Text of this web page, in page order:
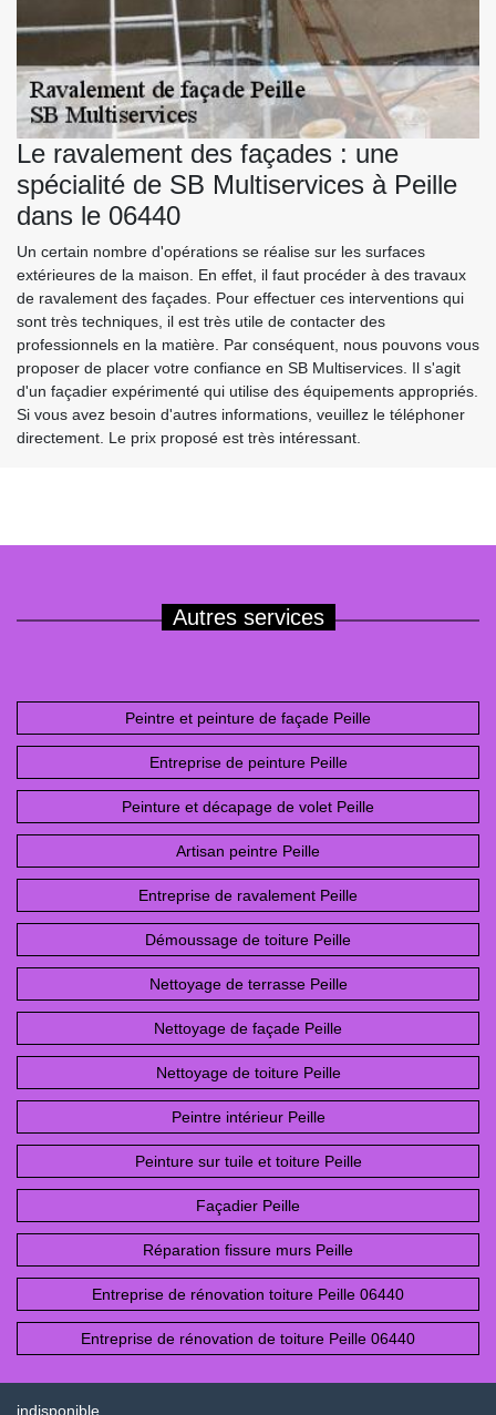
Le ravalement des façades : une
spécialité de SB Multiservices à Peille
dans le 06440
Un certain nombre d'opérations se réalise sur les surfaces
extérieures de la maison. En effet, il faut procéder à des travaux
de ravalement des façades. Pour effectuer ces interventions qui
sont très techniques, il est très utile de contacter des
professionnels en la matière. Par conséquent, nous pouvons vous
proposer de placer votre confiance en SB Multiservices. Il s'agit
d'un façadier expérimenté qui utilise des équipements appropriés.
Si vous avez besoin d'autres informations, veuillez le téléphoner
directement. Le prix proposé est très intéressant.
Autres services
Peintre et peinture de façade Peille
Entreprise de peinture Peille
Peinture et décapage de volet Peille
Artisan peintre Peille
Entreprise de ravalement Peille
Démoussage de toiture Peille
Nettoyage de terrasse Peille
Nettoyage de façade Peille
Nettoyage de toiture Peille
Peintre intérieur Peille
Peinture sur tuile et toiture Peille
Façadier Peille
Réparation fissure murs Peille
Entreprise de rénovation toiture Peille 06440
Entreprise de rénovation de toiture Peille 06440
indisponible